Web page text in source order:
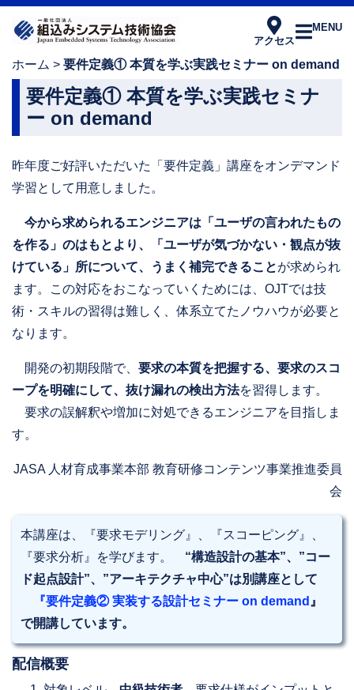
アクセス
MENU
ホーム > 要件定義① 本質を学ぶ実践セミナー on demand
要件定義① 本質を学ぶ実践セミナ
ー on demand
昨年度ご好評いただいた「要件定義」講座をオンデマンド
学習として用意しました。
今から求められるエンジニアは「ユーザの言われたもの
を作る」のはもとより、「ユーザが気づかない・観点が抜
けている」所について、うまく補完できることが求められ
ます。この対応をおこなっていくためには、OJTでは技
術・スキルの習得は難しく、体系立てたノウハウが必要と
なります。
開発の初期段階で、 要求の本質を把握する、要求のスコ
ープを明確にして、抜け漏れの検出方法を習得します。
要求の誤解釈や増加に対処できるエンジニアを目指しま
す。
JASA 人材育成事業本部 教育研修コンテンツ事業推進委員
会
本講座は、『要求モデリング』、『スコーピング』、
『要求分析』を学びます。 “構造設計の基本”、”コー
ド起点設計”、”アーキテクチャ中心”は別講座として
『要件定義② 実装する設計セミナー on demand 』
で開講しています。
配信概要